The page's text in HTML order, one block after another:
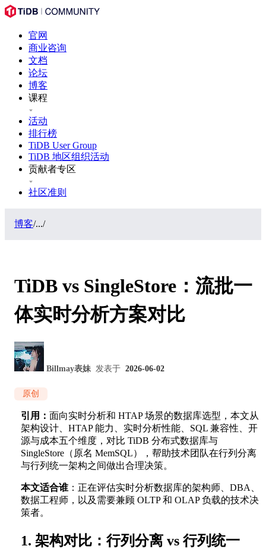
官网
商业咨询
文档
论坛
博客
课程
活动
排行榜
TiDB User Group
TiDB 地区组织活动
贡献者专区
社区准则
博客/.../
TiDB vs SingleStore：流批一
体实时分析方案对比
Billmay表妹 发表于 2026-06-02
原创
引用： 面向实时分析和 HTAP 场景的数据库选型，本文从
架构设计、HTAP 能力、实时分析性能、SQL 兼容性、开
源与成本五个维度，对比 TiDB 分布式数据库与
SingleStore（原名 MemSQL），帮助技术团队在行列分离
与行列统一架构之间做出合理决策。
本文适合谁 ：正在评估实时分析数据库的架构师、DBA、
数据工程师，以及需要兼顾 OLTP 和 OLAP 负载的技术决
策者。
1. 架构对比：行列分离 vs 行列统一